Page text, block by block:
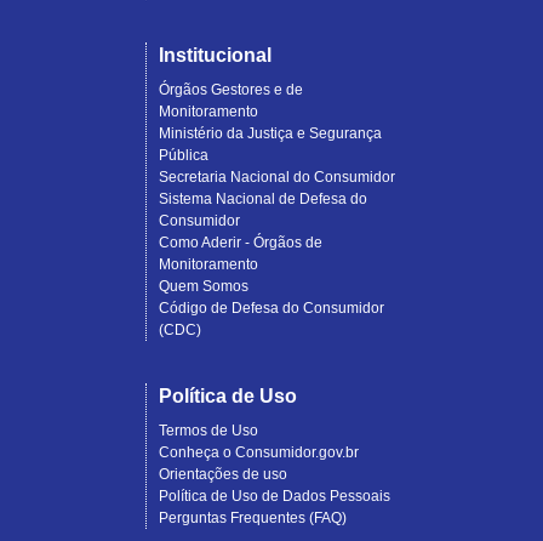
Institucional
Órgãos Gestores e de
Monitoramento
Ministério da Justiça e Segurança
Pública
Secretaria Nacional do Consumidor
Sistema Nacional de Defesa do
Consumidor
Como Aderir - Órgãos de
Monitoramento
Quem Somos
Código de Defesa do Consumidor
(CDC)
Política de Uso
Termos de Uso
Conheça o Consumidor.gov.br
Orientações de uso
Política de Uso de Dados Pessoais
Perguntas Frequentes (FAQ)